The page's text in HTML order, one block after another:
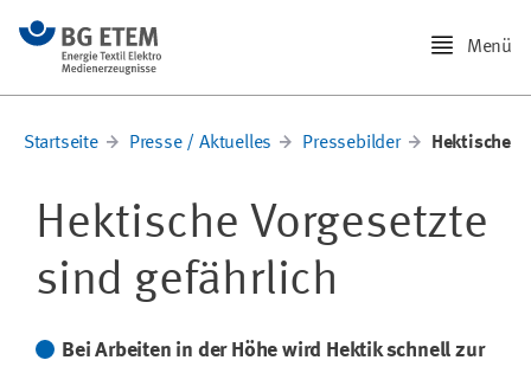
Menü
Startseite Presse / Aktuelles Pressebilder Hektische
Hektische Vorgesetzte
sind gefährlich
Bei Arbeiten in der Höhe wird Hektik schnell zur